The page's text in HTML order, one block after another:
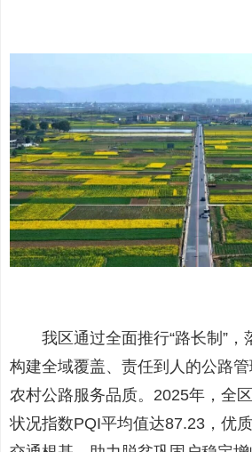
我区通过全面推行“路长制”，
构建全域覆盖、责任到人的公路
农村公路服务品质。2025年，全
状况指数PQI平均值达87.23，优